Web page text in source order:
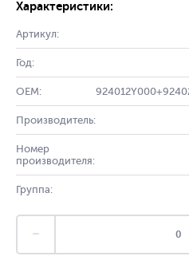
Характеристики:
Артикул:
Год:
OEM:
Производитель:
Номер
производителя:
Группа: